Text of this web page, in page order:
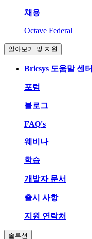
채용
Octave Federal
알아보기 및 지원
Bricsys 도움말 센터
포럼
블로그
FAQ's
웨비나
학습
개발자 문서
출시 사항
지원 연락처
솔루션